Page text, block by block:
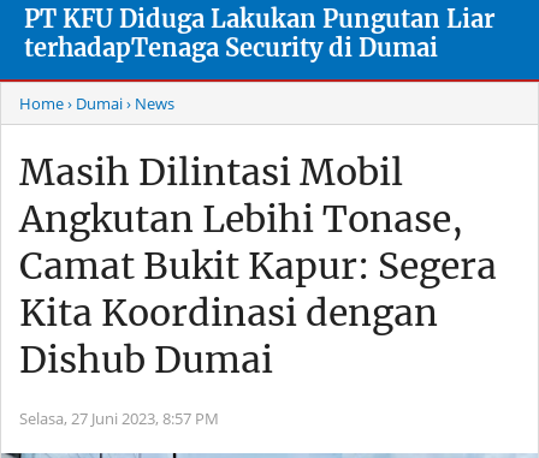
PT KFU Diduga Lakukan Pungutan Liar
terhadapTenaga Security di Dumai
Home› Dumai› News
Masih Dilintasi Mobil
Angkutan Lebihi Tonase,
Camat Bukit Kapur: Segera
Kita Koordinasi dengan
Dishub Dumai
Selasa, 27 Juni 2023, 8:57 PM